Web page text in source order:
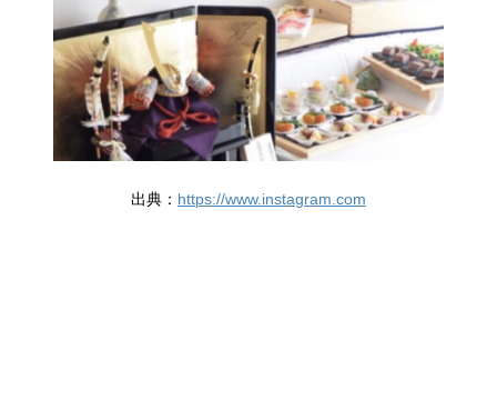
出典： https://www.instagram.com